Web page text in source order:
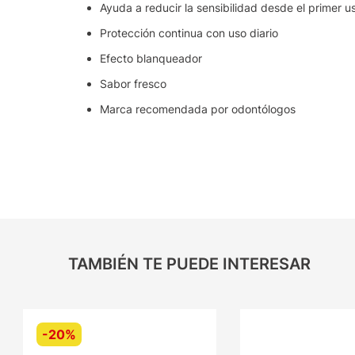
Ayuda a reducir la sensibilidad desde el primer
Protección continua con uso diario
Efecto blanqueador
Sabor fresco
Marca recomendada por odontólogos
TAMBIÉN TE PUEDE INTERESAR
-20%